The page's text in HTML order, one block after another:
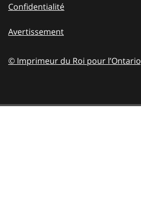
Confidentialité
Avertissement
© Imprimeur du Roi pour